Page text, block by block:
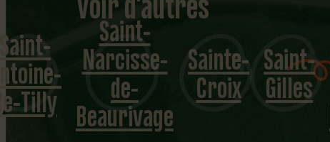
municipalités
Saint-
Tilly
Saint-
Narcisse-
de-
Beaurivage
Sainte-
Croix
Saint-
Gilles